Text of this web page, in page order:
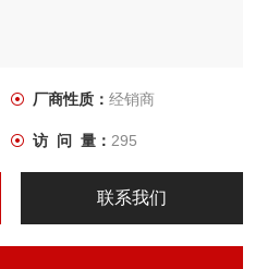
厂商性质： 经销商
访 问 量： 295
联系我们